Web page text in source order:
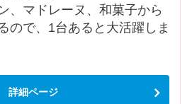
、マドレーヌ、和菓子から
ので、1台あると大活躍しま
詳細ページ